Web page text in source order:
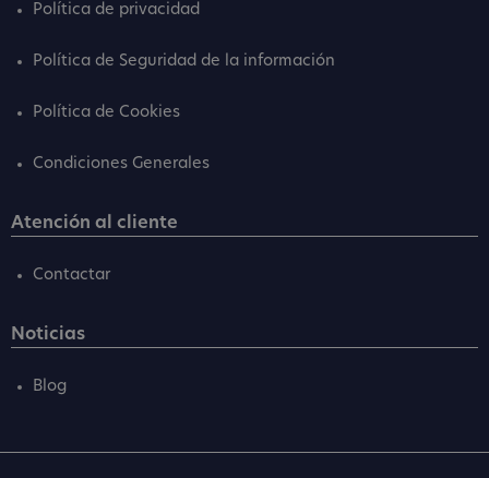
Política de privacidad
Política de Seguridad de la información
Política de Cookies
Condiciones Generales
Atención al cliente
Contactar
Noticias
Blog